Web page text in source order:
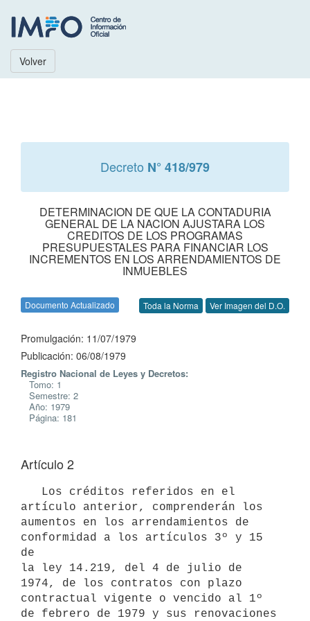
Volver
Decreto N° 418/979
DETERMINACION DE QUE LA CONTADURIA
GENERAL DE LA NACION AJUSTARA LOS
CREDITOS DE LOS PROGRAMAS
PRESUPUESTALES PARA FINANCIAR LOS
INCREMENTOS EN LOS ARRENDAMIENTOS DE
INMUEBLES
Documento Actualizado Toda la Norma Ver Imagen del D.O.
Promulgación: 11/07/1979
Publicación: 06/08/1979
Registro Nacional de Leyes y Decretos:
Tomo: 1
Semestre: 2
Año: 1979
Página: 181
Artículo 2
artículo anterior, comprenderán los
aumentos en los arrendamientos de
conformidad a los artículos 3º y 15
de
la ley 14.219, del 4 de julio de
1974, de los contratos con plazo
contractual vigente o vencido al 1º
de febrero de 1979 y sus renovaciones